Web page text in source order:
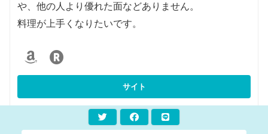
や、他の人より優れた面などありません。
料理が上手くなりたいです。